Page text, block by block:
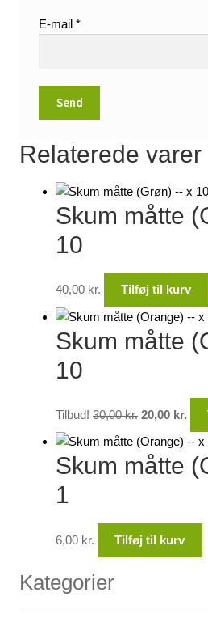
E-mail*
Relaterede varer
Skum måtte
10
40,00 kr. Tilføj til kurv
Skum måtte
10
Tilbud! 30,00kr.
pris
var:
20,00 kr.
pris
er:
Skum måtte
1
6,00 kr. Tilføj til kurv
Kategorier